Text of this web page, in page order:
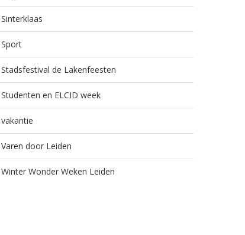
Sinterklaas
Sport
Stadsfestival de Lakenfeesten
Studenten en ELCID week
vakantie
Varen door Leiden
Winter Wonder Weken Leiden